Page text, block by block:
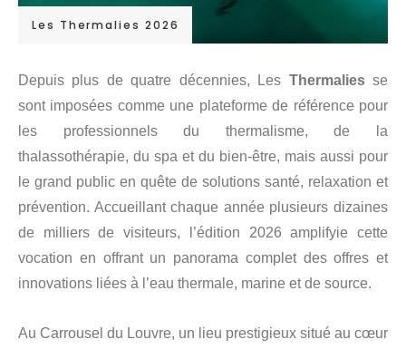
Les Thermalies 2026
Depuis plus de quatre décennies, Les Thermaliesse
sont imposées comme une plateforme de référence pour
les professionnels du thermalisme, de la
thalassothérapie, du spa et du bien-être, mais aussi pour
le grand public en quête de solutions santé, relaxation et
prévention. Accueillant chaque année plusieurs dizaines
de milliers de visiteurs, l’édition 2026 amplifyie cette
vocation en offrant un panorama complet des offres et
innovations liées à l’eau thermale, marine et de source.
Au Carrousel du Louvre, un lieu prestigieux situé au cœur